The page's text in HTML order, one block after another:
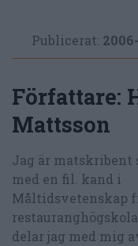
Publicerat:
Författare:
Mattsson
Jag är matskribent
med en fil. kand i
Måltidsvetenskap
delar jag med mig